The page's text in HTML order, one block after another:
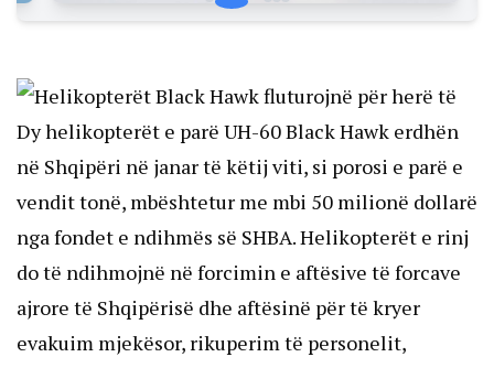
Dy helikopterët e parë UH-60 Black Hawk erdhën
në Shqipëri në janar të këtij viti, si porosi e parë e
vendit tonë, mbështetur me mbi 50 milionë dollarë
nga fondet e ndihmës së SHBA. Helikopterët e rinj
do të ndihmojnë në forcimin e aftësive të forcave
ajrore të Shqipërisë dhe aftësinë për të kryer
evakuim mjekësor, rikuperim të personelit,